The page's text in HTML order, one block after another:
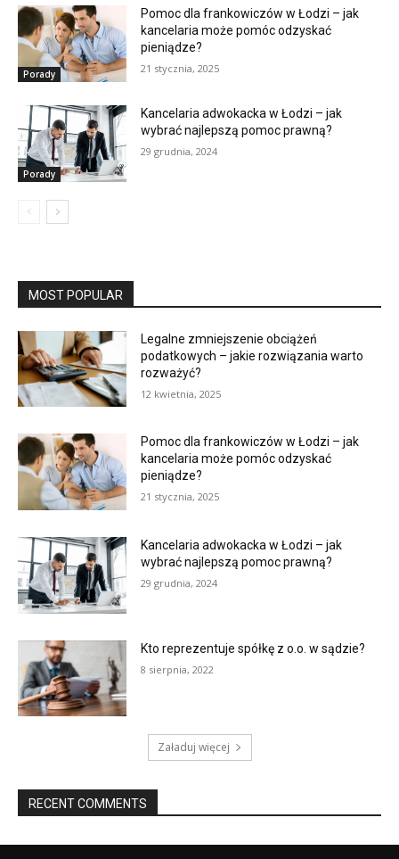
Porady
Pomoc dla frankowiczów w Łodzi – jak
kancelaria może pomóc odzyskać
pieniądze?
21 stycznia, 2025
Porady
Kancelaria adwokacka w Łodzi – jak
wybrać najlepszą pomoc prawną?
29 grudnia, 2024
MOST POPULAR
Legalne zmniejszenie obciążeń
podatkowych – jakie rozwiązania warto
rozważyć?
12 kwietnia, 2025
Pomoc dla frankowiczów w Łodzi – jak
kancelaria może pomóc odzyskać
pieniądze?
21 stycznia, 2025
Kancelaria adwokacka w Łodzi – jak
wybrać najlepszą pomoc prawną?
29 grudnia, 2024
Kto reprezentuje spółkę z o.o. w sądzie?
8 sierpnia, 2022
Załaduj więcej
RECENT COMMENTS